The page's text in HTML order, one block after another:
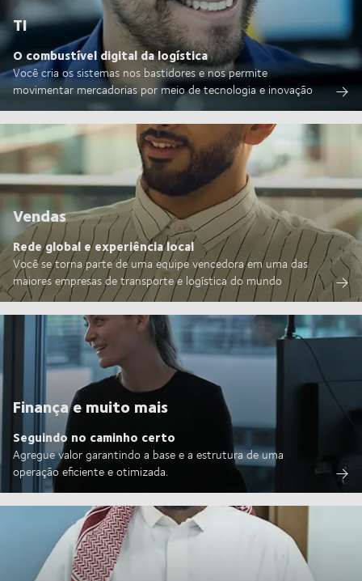
TI
O combustível digital da logística
Você cria os sistemas nos bastidores e nos permite
movimentar mercadorias por meio de tecnologia e inovação
Vendas
Rede global e experiência local
Você se torna parte de uma equipe vencedora em uma das
maiores empresas de transporte e logística do mundo
Finança e muito mais
Seguindo no caminho certo
Agregue valor garantindo a base e a estrutura de uma
operação eficiente e otimizada.